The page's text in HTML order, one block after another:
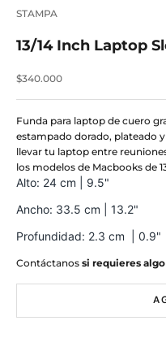
STAMPA
13/14 Inch Laptop
Precio de oferta
$340.000
Funda para laptop de cuero
estampado dorado, plateado
llevar tu laptop entre
los modelos de Macbooks de
Alto: 24 cm | 9.5"
Ancho: 33.5 cm | 13.2"
Profundidad: 2.3 cm
| 0.9"
Contáctanos si requieres